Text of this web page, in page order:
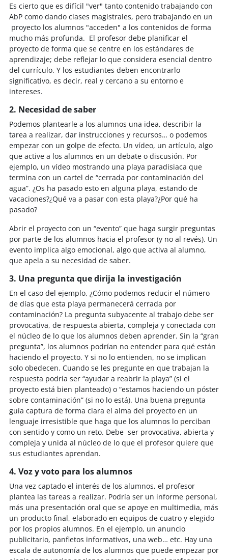
Es cierto que es difícil "ver" tanto contenido trabajando con
AbP como dando clases magistrales, pero trabajando en un
proyecto los alumnos "acceden" a los contenidos de forma
mucho más profunda. El profesor debe planificar el
proyecto de forma que se centre en los estándares de
aprendizaje; debe reflejar lo que considera esencial dentro
del currículo. Y los estudiantes deben encontrarlo
significativo, es decir, real y cercano a su entorno e
intereses.
2. Necesidad de saber
Podemos plantearle a los alumnos una idea, describir la
tarea a realizar, dar instrucciones y recursos… o podemos
empezar con un golpe de efecto. Un vídeo, un artículo, algo
que active a los alumnos en un debate o discusión. Por
ejemplo, un vídeo mostrando una playa paradisiaca que
termina con un cartel de “cerrada por contaminación del
agua”. ¿Os ha pasado esto en alguna playa, estando de
vacaciones?¿Qué va a pasar con esta playa?¿Por qué ha
pasado?
Abrir el proyecto con un “evento” que haga surgir preguntas
por parte de los alumnos hacia el profesor (y no al revés). Un
evento implica algo emocional, algo que activa al alumno,
que apela a su necesidad de saber.
3. Una pregunta que dirija la investigación
En el caso del ejemplo, ¿Cómo podemos reducir el número
de días que esta playa permanecerá cerrada por
contaminación? La pregunta subyacente al trabajo debe ser
provocativa, de respuesta abierta, compleja y conectada con
el núcleo de lo que los alumnos deben aprender. Sin la “gran
pregunta”, los alumnos podrían no entender para qué están
haciendo el proyecto. Y si no lo entienden, no se implican
solo obedecen. Cuando se les pregunte en que trabajan la
respuesta podría ser “ayudar a reabrir la playa” (si el
proyecto está bien planteado) o “estamos haciendo un póster
sobre contaminación” (si no lo está). Una buena pregunta
guía captura de forma clara el alma del proyecto en un
lenguaje irresistible que haga que los alumnos lo perciban
con sentido y como un reto. Debe ser provocativa, abierta y
compleja y unida al núcleo de lo que el profesor quiere que
sus estudiantes aprendan.
4. Voz y voto para los alumnos
Una vez captado el interés de los alumnos, el profesor
plantea las tareas a realizar. Podría ser un informe personal,
más una presentación oral que se apoye en multimedia, más
un producto final, elaborado en equipos de cuatro y elegido
por los propios alumnos. En el ejemplo, un anuncio
publicitario, panfletos informativos, una web… etc. Hay una
escala de autonomía de los alumnos que puede empezar por